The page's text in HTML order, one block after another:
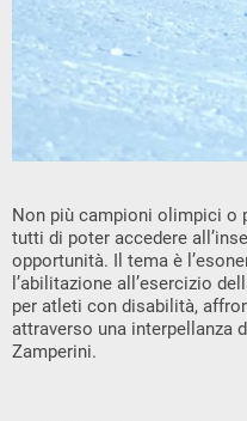
Non più campioni olimpici o
tutti di poter accedere
opportunità. Il tema è
l’abilitazione all’esercizio
per atleti con disabilità,
attraverso una interpellanza
Zamperini.